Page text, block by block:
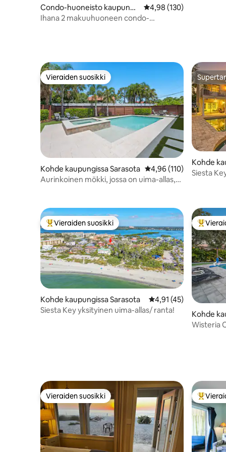
Condo-huoneisto kaupungis
sa Sarasota
Keskimääräinen arvio
4,98 (130)
Ihana 2 makuuhuoneen condo-
Vieraiden suosikki
Vieraiden suosikki
Kohde kaupungissa Sarasota Keskimääräinen arvio
4,96 (110)
Aurinkoinen mökki, jossa on uima-allas,
Kohde
Siesta
Vieraiden suosikkien parhaimmistoa
Vieraiden suosikki
Kohde kaupungissa Sarasota Keskimääräinen arvio
4,91 (45)
Siesta Key yksityinen uima-allas/ ranta!
Kohde
a
Wisteria
Vieraiden suosikki
Vieraiden suosikki